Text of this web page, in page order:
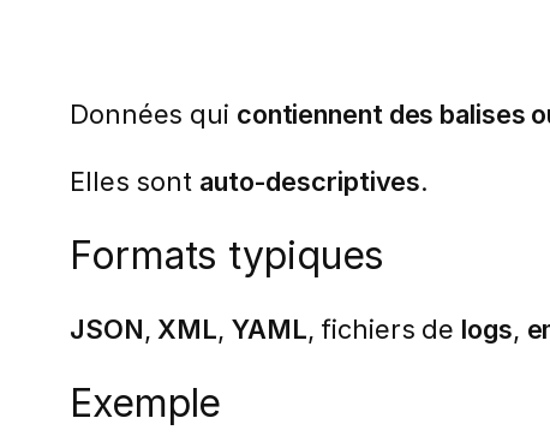
Données qui contiennent des balises
Elles sont auto-descriptives.
Formats typiques
JSON,XML, YAML, fichiers de logs,
Exemple